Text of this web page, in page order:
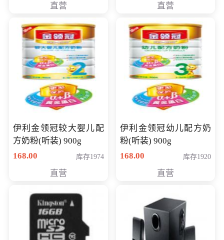
直营 直营
伊利金领冠较大婴儿配
方奶粉(听装) 900g
168.00
库存1974
直营
伊利金领冠幼儿配方奶
粉(听装) 900g
168.00
库存1920
直营